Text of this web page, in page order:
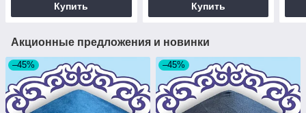
Купить Купить
Акционные предложения и новинки
–45% –45%